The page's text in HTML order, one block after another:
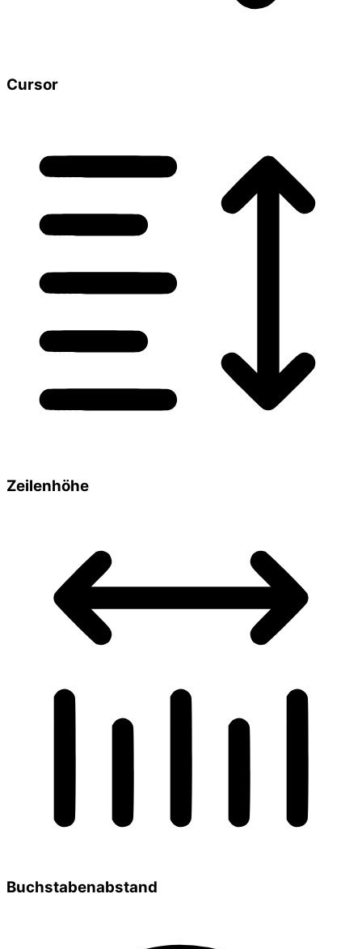
Cursor
Zeilenhöhe
Buchstabenabstand